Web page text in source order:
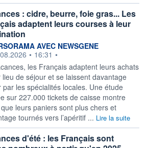
: cidre, beurre, foie gras... Les
adaptent leurs courses à leur
fournie par
AVEC NEWSGENE
• 16:31 •
les Français adaptent leurs achats
lieu de séjour et se laissent davantage
par les spécialités locales. Une étude
sur 227.000 tickets de caisse montre
leurs paniers sont plus chers et
tournés vers l’apéritif ... Lire la suite
d'été : les Français sont